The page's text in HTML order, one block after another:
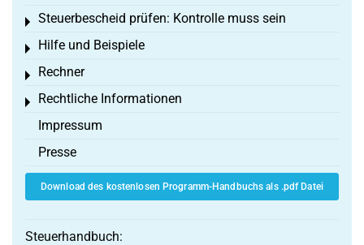
Steuerbescheid prüfen: Kontrolle muss sein
Toggle menu
Hilfe und Beispiele
Toggle menu
Rechner
Toggle menu
Rechtliche Informationen
Toggle menu
Impressum
Presse
Download des kostenlosen Programm-Handbuchs als .pdf Datei
Steuerhandbuch: